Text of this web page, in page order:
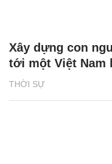
THỜI SỰ
Xây dựng con
tới một Việt Nam